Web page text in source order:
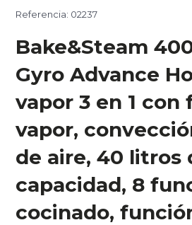
Referencia: 02237
Bake&Steam
Gyro Advance
vapor 3 en 1 con
vapor,
de aire, 40 litros
capacidad, 8
cocinado,